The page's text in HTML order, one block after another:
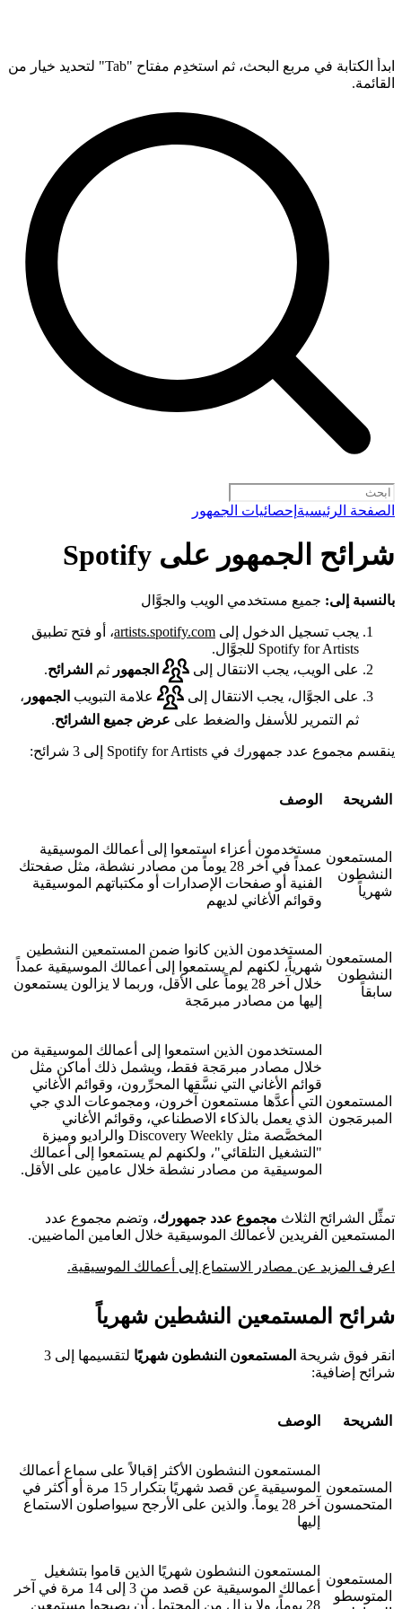
ابدأ الكتابة في مربع البحث، ثم استخدِم مفتاح "Tab" لتحديد خيار من
القائمة.
الصفحة الرئيسية إحصائيات الجمهور
شرائح الجمهور على Spotify
بالنسبة إلى: جميع مستخدمي الويب والجوَّال
يجب تسجيل الدخول إلى artists.spotify.com، أو فتح تطبيق
Spotify for Artists للجوَّال.
على الويب، يجب الانتقال إلى
الجمهور ثم الشرائح.
على الجوَّال، يجب الانتقال إلى
علامة التبويب الجمهور ،
ثم التمرير للأسفل والضغط على عرض جميع الشرائح.
ينقسم مجموع عدد جمهورك في Spotify for Artists إلى 3 شرائح:
الشريحة الوصف
المستمعون
النشطون
شهرياً
مستخدمون أعزاء استمعوا إلى أعمالك الموسيقية
عمداً في آخر 28 يوماً من مصادر نشطة، مثل صفحتك
الفنية أو صفحات الإصدارات أو مكتباتهم الموسيقية
وقوائم الأغاني لديهم
المستمعون
النشطون
سابقاً
المستخدمون الذين كانوا ضمن المستمعين النشطين
شهرياً، لكنهم لم يستمعوا إلى أعمالك الموسيقية عمداً
خلال آخر 28 يوماً على الأقل، وربما لا يزالون يستمعون
إليها من مصادر مبرمَجة
المستمعون
المبرمَجون
المستخدمون الذين استمعوا إلى أعمالك الموسيقية من
خلال مصادر مبرمَجة فقط، ويشمل ذلك أماكن مثل
قوائم الأغاني التي نسَّقها المحرِّرون، وقوائم الأغاني
التي أعدَّها مستمعون آخرون، ومجموعات الدي جي
الذي يعمل بالذكاء الاصطناعي، وقوائم الأغاني
المخصَّصة مثل Discovery Weekly والراديو وميزة
"التشغيل التلقائي"، ولكنهم لم يستمعوا إلى أعمالك
الموسيقية من مصادر نشطة خلال عامين على الأقل.
تمثِّل الشرائح الثلاث مجموع عدد جمهورك، وتضم مجموع عدد
المستمعين الفريدين لأعمالك الموسيقية خلال العامين الماضيين.
اعرف المزيد عن مصادر الاستماع إلى أعمالك الموسيقية.
شرائح المستمعين النشطين شهرياً
انقر فوق شريحة المستمعون النشطون شهريًا
لتقسيمها إلى 3
شرائح إضافية:
الشريحة الوصف
المستمعون
المتحمسون
المستمعون النشطون الأكثر إقبالاً على سماع أعمالك
الموسيقية عن قصد شهريًا بتكرار 15 مرة أو أكثر في
آخر 28 يوماً. والذين على الأرجح سيواصلون الاستماع
إليها
المستمعون
المتوسطو
المستمعون النشطون شهريًا الذين قاموا بتشغيل
أعمالك الموسيقية عن قصد من 3 إلى 14 مرة في آخر
28 يوماً، ولا يزال من المحتمل أن يصبحوا مستمعين